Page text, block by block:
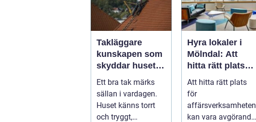
Takläggare
kunskapen som
skyddar huset i
längden
Ett bra tak märks
sällan i vardagen.
Huset känns torrt
och tryggt,
Hyra lokaler i
Mölndal: Att
hitta rätt plats
för
affärsverksamhe
ten
Att hitta rätt plats
för
affärsverksamheten
kan vara avgörande